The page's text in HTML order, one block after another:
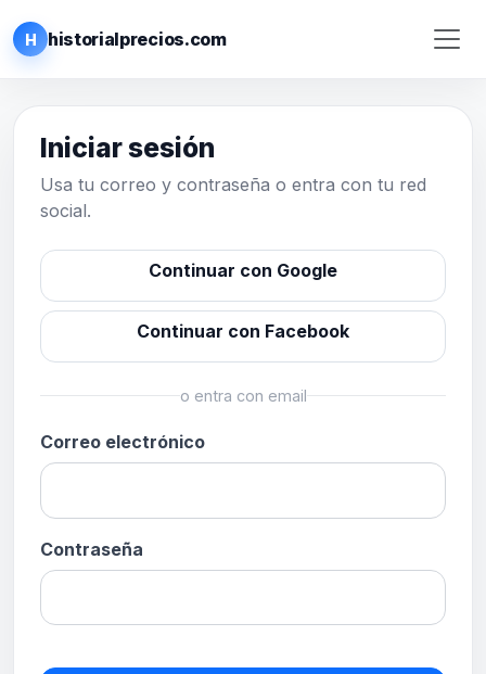
H historialprecios.com
Iniciar sesión
Usa tu correo y contraseña o entra con tu red
social.
Continuar con Google
Continuar con Facebook
o entra con email
Correo electrónico
Contraseña